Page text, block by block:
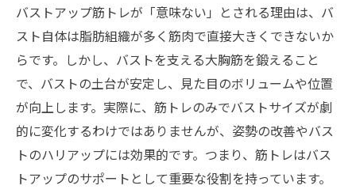
バストアップ筋トレが「意味ない」とされる理由は、バ
スト自体は脂肪組織が多く筋肉で直接大きくできないか
らです。しかし、バストを支える大胸筋を鍛えること
で、バストの土台が安定し、見た目のボリュームや位置
が向上します。実際に、筋トレのみでバストサイズが劇
的に変化するわけではありませんが、姿勢の改善やバス
トのハリアップには効果的です。つまり、筋トレはバス
トアップのサポートとして重要な役割を持っています。